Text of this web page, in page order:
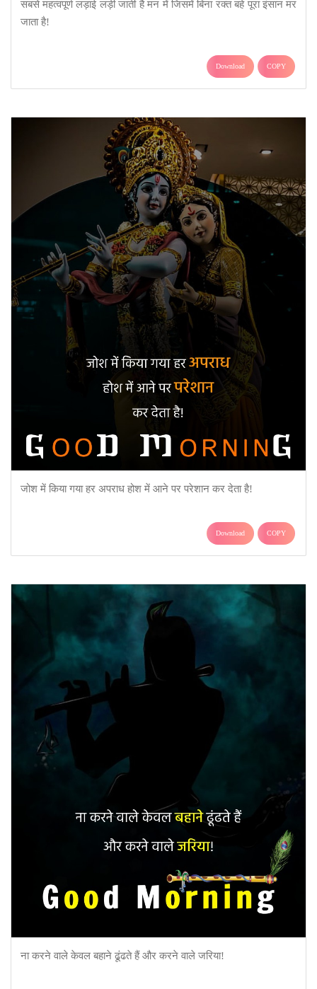
सबसे महत्वपूर्ण लड़ाई लड़ी जाती है मन में जिसमें बिना रक्त बहे पूरा इंसान मर
जाता है!
Download COPY
जोश में किया गया हर अपराध होश में आने पर परेशान कर देता है!
Download COPY
ना करने वाले केवल बहाने ढूंढते हैं और करने वाले जरिया!